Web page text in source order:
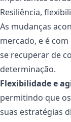
Resiliência,
As mudanças
mercado, e é
se recuperar de
determinação.
Flexibilidade e
permitindo que
suas estratégias